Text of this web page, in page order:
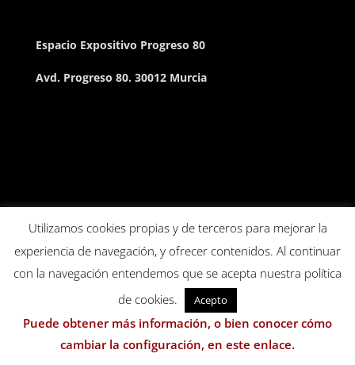
Espacio Expositivo Progreso 80
Avd. Progreso 80. 30012 Murcia
Utilizamos cookies propias y de terceros para mejorar la
experiencia de navegación, y ofrecer contenidos. Al continuar
con la navegación entendemos que se acepta nuestra política
de cookies.
Acepto
Puede obtener más información, o bien conocer cómo
cambiar la configuración, en este enlace.